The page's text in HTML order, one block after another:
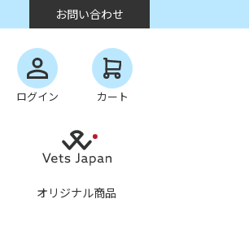
お問い合わせ
ログイン カート
オリジナル商品